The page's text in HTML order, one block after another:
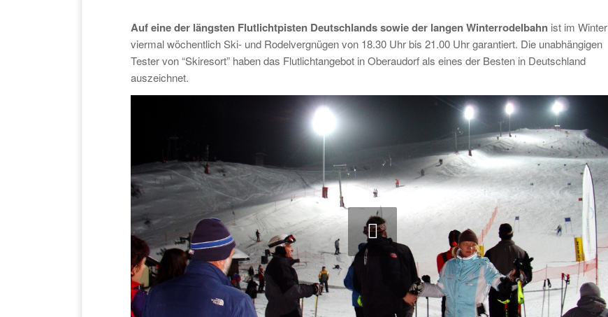
Auf eine der längsten Flutlichtpisten Deutschlands sowie der langen Winterrodelbahn ist im Winter
viermal wöchentlich Ski- und Rodelvergnügen von 18.30 Uhr bis 21.00 Uhr garantiert. Die unabhängigen
Tester von “Skiresort” haben das Flutlichtangebot in Oberaudorf als eines der Besten in Deutschland
auszeichnet.